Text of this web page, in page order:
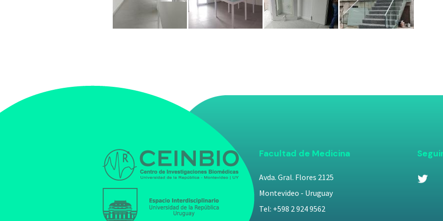
Facultad de Medicina
Avda. Gral. Flores 2125
Montevideo - Uruguay
Tel: +598 2 924 9562